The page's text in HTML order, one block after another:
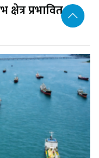
प्रभावित, १७